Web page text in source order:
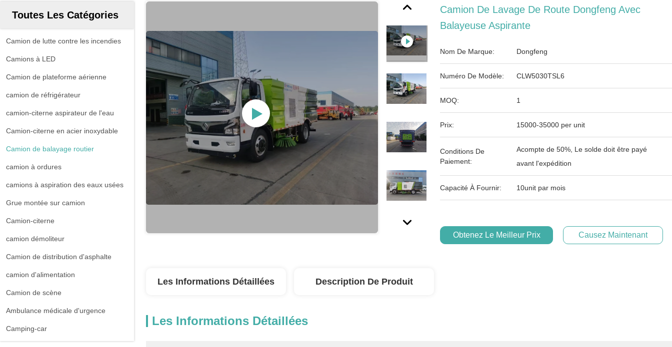
Toutes Les Catégories
Camion de lutte contre les incendies
Camions à LED
Camion de plateforme aérienne
camion de réfrigérateur
camion-citerne aspirateur de l'eau
Camion-citerne en acier inoxydable
Camion de balayage routier
camion à ordures
camions à aspiration des eaux usées
Grue montée sur camion
Camion-citerne
camion démoliteur
Camion de distribution d'asphalte
camion d'alimentation
Camion de scène
Ambulance médicale d'urgence
Camping-car
Camion De Lavage De Route Dongfeng Avec
Balayeuse Aspirante
Nom De Marque: Dongfeng
Numéro De Modèle: CLW5030TSL6
MOQ: 1
Prix: 15000-35000 per unit
Conditions De
Paiement:
Acompte de 50%, Le solde doit être payé
avant l'expédition
Capacité À Fournir: 10unit par mois
Obtenez Le Meilleur Prix Causez Maintenant
Les Informations Détaillées Description De Produit
Les Informations Détaillées